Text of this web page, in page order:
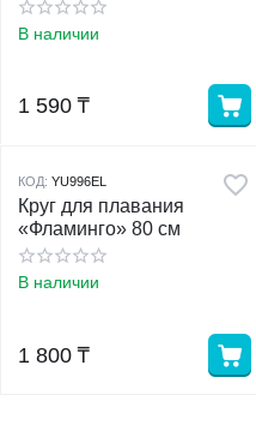
В наличии
1 590 ₸
КОД: YU996EL
Круг для плавания
«Фламинго» 80 см
В наличии
1 800 ₸